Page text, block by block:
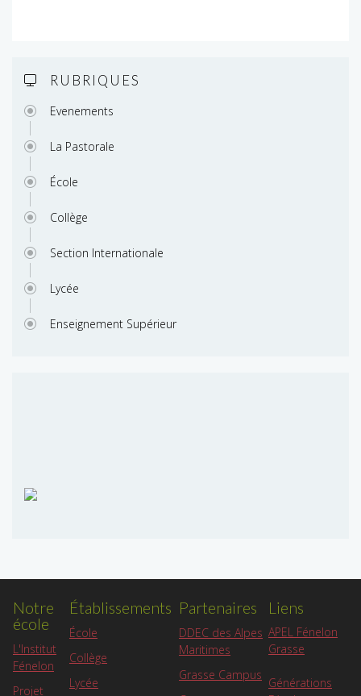
RUBRIQUES
Evenements
La Pastorale
École
Collège
Section Internationale
Lycée
Enseignement Supérieur
Notre
école
L'Institut
Fénelon
Projet
Établissements
École
Collège
Lycée
Partenaires
DDEC des Alpes
Maritimes
Grasse Campus
Liens
APEL Fénelon
Grasse
Générations